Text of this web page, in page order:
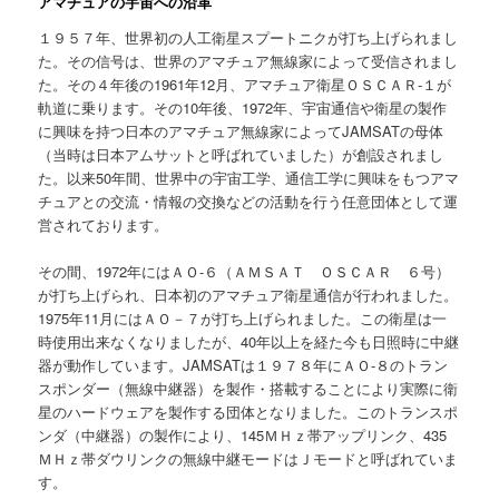
１９５７年、世界初の人工衛星スプートニクが打ち上げられまし
た。その信号は、世界のアマチュア無線家によって受信されまし
た。その４年後の1961年12月、アマチュア衛星ＯＳＣＡＲ-１が
軌道に乗ります。その10年後、1972年、宇宙通信や衛星の製作
に興味を持つ日本のアマチュア無線家によってJAMSATの母体
（当時は日本アムサットと呼ばれていました）が創設されまし
た。以来50年間、世界中の宇宙工学、通信工学に興味をもつアマ
チュアとの交流・情報の交換などの活動を行う任意団体として運
営されております。
その間、1972年にはＡＯ-６（ＡＭＳＡＴ ＯＳＣＡＲ ６号）
が打ち上げられ、日本初のアマチュア衛星通信が行われました。
1975年11月にはＡＯ－７が打ち上げられました。この衛星は一
時使用出来なくなりましたが、40年以上を経た今も日照時に中継
器が動作しています。JAMSATは１９７８年にＡＯ-８のトラン
スポンダー（無線中継器）を製作・搭載することにより実際に衛
星のハードウェアを製作する団体となりました。このトランスポ
ンダ（中継器）の製作により、145ＭＨｚ帯アップリンク、435
ＭＨｚ帯ダウリンクの無線中継モードはＪモードと呼ばれていま
す。